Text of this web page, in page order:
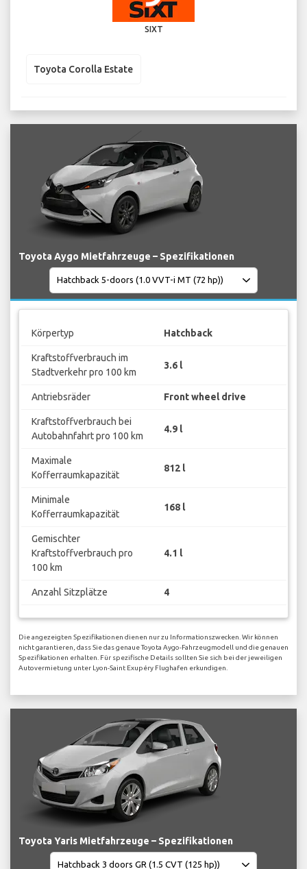
SIXT
Toyota Corolla Estate
Toyota Aygo Mietfahrzeuge – Spezifikationen
Körpertyp Hatchback
Kraftstoffverbrauch im
Stadtverkehr pro 100 km
3.6 l
Antriebsräder Front wheel drive
Kraftstoffverbrauch bei
Autobahnfahrt pro 100 km
4.9 l
Maximale
Kofferraumkapazität
812 l
Minimale
Kofferraumkapazität
168 l
Gemischter
Kraftstoffverbrauch pro
100 km
4.1 l
Anzahl Sitzplätze 4
Die angezeigten Spezifikationen dienen nur zu Informationszwecken. Wir können
nicht garantieren, dass Sie das genaue Toyota Aygo-Fahrzeugmodell und die genauen
Spezifikationen erhalten. Für spezifische Details sollten Sie sich bei der jeweiligen
Autovermietung unter Lyon-Saint Exupéry Flughafen erkundigen.
Toyota Yaris Mietfahrzeuge – Spezifikationen